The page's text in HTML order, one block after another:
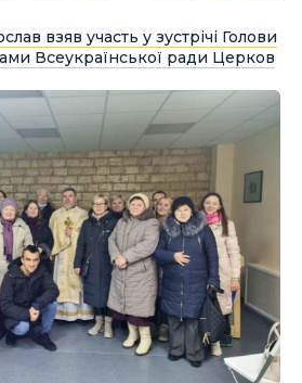
взяв участь у зустрічі Голови
Всеукраїнської ради Церков